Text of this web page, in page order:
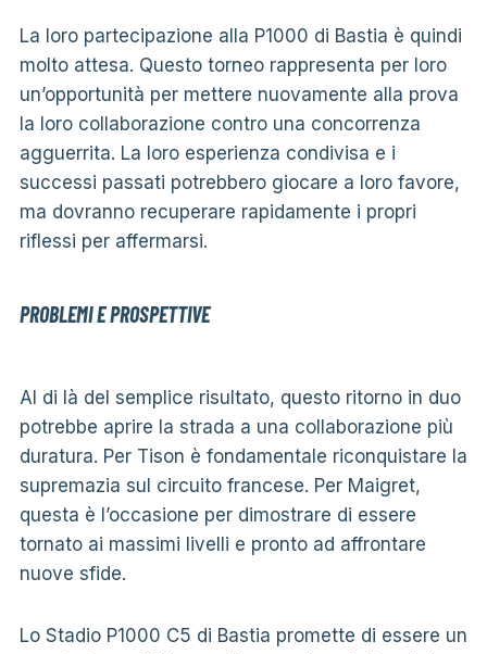
La loro partecipazione alla P1000 di Bastia è quindi
molto attesa. Questo torneo rappresenta per loro
un’opportunità per mettere nuovamente alla prova
la loro collaborazione contro una concorrenza
agguerrita. La loro esperienza condivisa e i
successi passati potrebbero giocare a loro favore,
ma dovranno recuperare rapidamente i propri
riflessi per affermarsi.
PROBLEMI E PROSPETTIVE
Al di là del semplice risultato, questo ritorno in duo
potrebbe aprire la strada a una collaborazione più
duratura. Per Tison è fondamentale riconquistare la
supremazia sul circuito francese. Per Maigret,
questa è l’occasione per dimostrare di essere
tornato ai massimi livelli e pronto ad affrontare
nuove sfide.
Lo Stadio P1000 C5 di Bastia promette di essere un